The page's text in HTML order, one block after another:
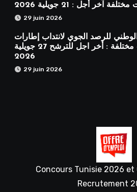
آخر أجل : 21 جويلية 2026
29 juin 2026
للرصد الجوي لانتداب إطارات
وأعوان في اختصاصات مختلفة : أخر اجل للترشح 27 جويلية
2026
29 juin 2026
Concours Tunisie 2026 et
Recrutement